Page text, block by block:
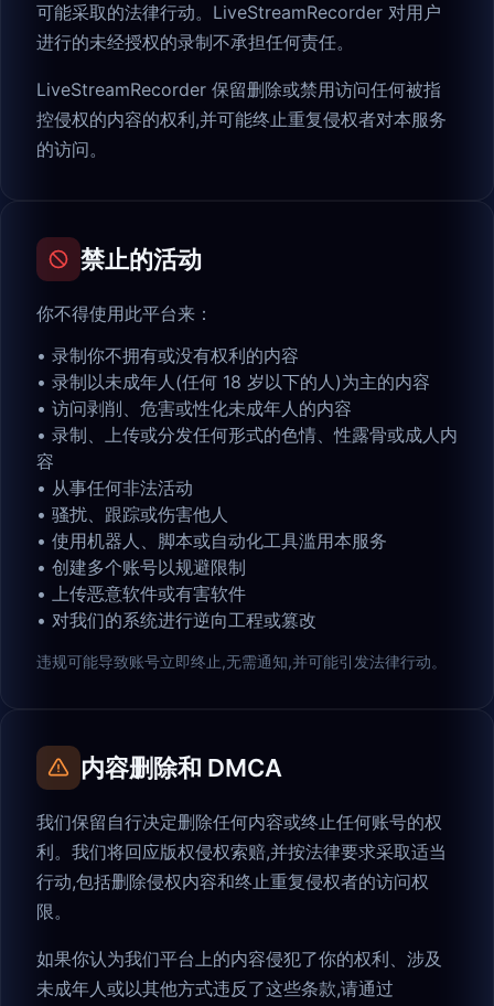
可能采取的法律行动。LiveStreamRecorder 对用户
进行的未经授权的录制不承担任何责任。
LiveStreamRecorder 保留删除或禁用访问任何被指
控侵权的内容的权利,并可能终止重复侵权者对本服务
的访问。
禁止的活动
你不得使用此平台来：
• 录制你不拥有或没有权利的内容
• 录制以未成年人(任何 18 岁以下的人)为主的内容
• 访问剥削、危害或性化未成年人的内容
• 录制、上传或分发任何形式的色情、性露骨或成人内
容
• 从事任何非法活动
• 骚扰、跟踪或伤害他人
• 使用机器人、脚本或自动化工具滥用本服务
• 创建多个账号以规避限制
• 上传恶意软件或有害软件
• 对我们的系统进行逆向工程或篡改
违规可能导致账号立即终止,无需通知,并可能引发法律行动。
内容删除和 DMCA
我们保留自行决定删除任何内容或终止任何账号的权
利。我们将回应版权侵权索赔,并按法律要求采取适当
行动,包括删除侵权内容和终止重复侵权者的访问权
限。
如果你认为我们平台上的内容侵犯了你的权利、涉及
未成年人或以其他方式违反了这些条款,请通过